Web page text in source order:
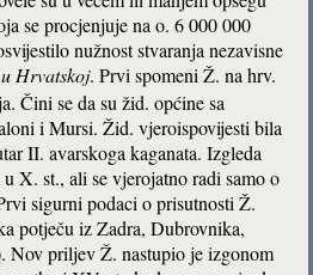
se procjenjuje na o. 6 000 000
nužnost stvaranja nezavisne
Hrvatskoj. Prvi spomeni Ž. na hrv.
Čini se da su žid. općine sa
i Mursi. Žid. vjeroispovijesti bila
II. avarskoga kaganata. Izgleda
X. st., ali se vjerojatno radi samo o
sigurni podaci o prisutnosti Ž.
potječu iz Zadra, Dubrovnika,
Nov priljev Ž. nastupio je izgonom